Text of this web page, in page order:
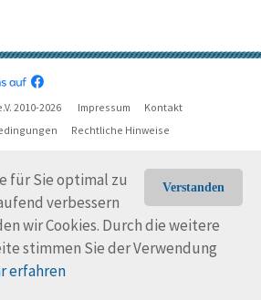
Verstanden
für Sie optimal zu
verbessern
wir Cookies. Durch die weitere
stimmen Sie der Verwendung
erfahren
2010-2026 Impressum
Kontakt
Rechtliche Hinweise